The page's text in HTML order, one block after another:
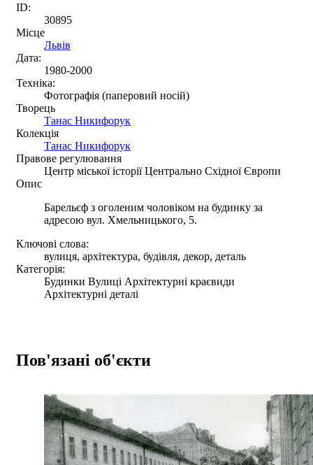
ID:
30895
Місце
Львів
Дата:
1980-2000
Техніка:
Фотографія (паперовий носій)
Творець
Танас Никифорук
Колекція
Танас Никифорук
Правове регулювання
Центр міської історії Центрально Східної Європи
Опис
Барельєф з оголеним чоловіком на будинку за
адресою вул. Хмельницького, 5.
Ключові слова:
вулиця, архітектура, будівля, декор, деталь
Категорія:
Будинки Вулиці Архітектурні краєвиди
Архітектурні деталі
Пов'язані об'єкти